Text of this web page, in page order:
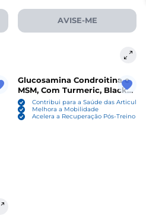
AVISE-ME
Glucosamina Condroitina e
MSM, Com Turmeric, Black
Pepper e Boswellia, 90
Cápsulas, Viva Naturals
Contribui para a Saúde das
Melhora a Mobilidade
Acelera a Recuperação Pós-Treino